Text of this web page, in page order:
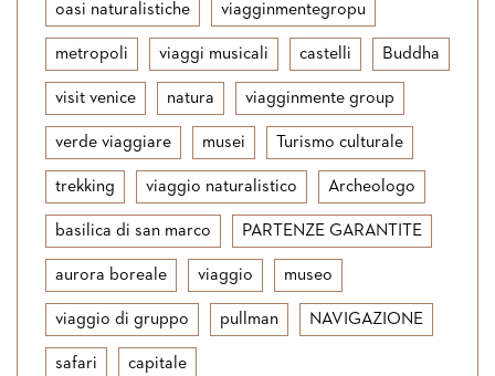
oasi naturalistiche viagginmentegropu
metropoli viaggi musicali castelli Buddha
visit venice natura viagginmente group
verde viaggiare musei Turismo culturale
trekking viaggio naturalistico Archeologo
basilica di san marco PARTENZE GARANTITE
aurora boreale viaggio museo
viaggio di gruppo pullman NAVIGAZIONE
safari capitale